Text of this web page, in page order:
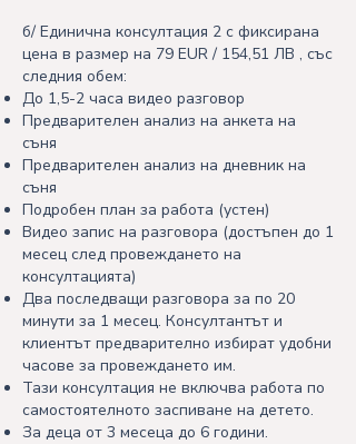
б/ Единична консултация 2 с фиксирана
цена в размер на 79 EUR / 154,51 ЛВ , със
следния обем:
До 1,5-2 часa видео разговор
Предварителен анализ на анкета на
съня
Предварителен анализ на дневник на
съня
Подробен план за работа (устен)
Видео запис на разговора (достъпен до 1
месец след провеждането на
консултацията)
Два последващи разговора за по 20
минути за 1 месец. Консултантът и
клиентът предварително избират удобни
часове за провеждането им.
Тази консултация не включва работа по
самостоятелното заспиване на детето.
За деца от 3 месеца до 6 години.